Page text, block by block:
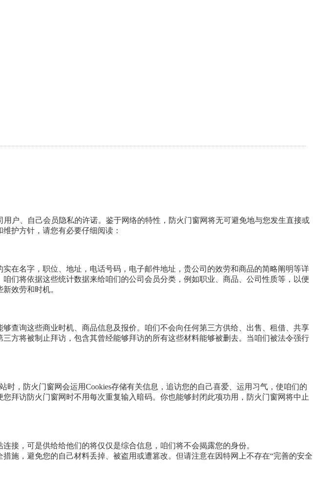
用户、自己会员隐私的许诺。鉴于网络的特性，防火门窗网将无可避免地与您发生直接或
护方针，请您有必要仔细阅读：
在名字，职位、地址，电话号码，电子邮件地址，贵公司的效劳和商品的简略阐明等详
们将依据这些统计数据来给咱们的公司会员分类，例如职业、商品、公司性质等，以便
效劳和时机。
查询这些商业时机、商品信息及报价。咱们不会向任何第三方供给、出售、租借、共享
方将被制止拜访，包含其曾经能够拜访的所有这些材料能够被删去。当咱们被法令强行
，防火门窗网会运用Cookies存储有关信息，追访您的自己喜爱、运用习气，使咱们的
拜访防火门窗网时不用每次重复输入暗码。你也能够封闭此项功用，防火门窗网将中止
接，可是供给给他们的将仅仅是综合信息，咱们将不会揭露您的身份。
施，避免您的自己材料丢掉、被盗用或遭篡改。但请注意在因特网上不存在“完善的安全